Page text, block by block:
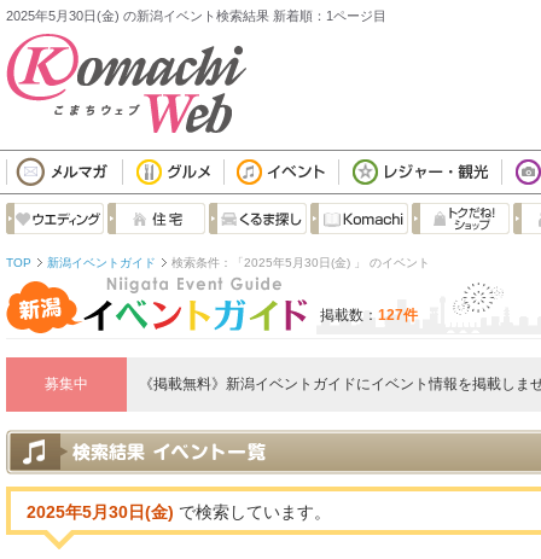
2025年5月30日(金) の新潟イベント検索結果 新着順：1ページ目
TOP 新潟イベントガイド 検索条件：「2025年5月30日(金) 」 のイベント
掲載数： 127件
募集中 《掲載無料》新潟イベントガイドにイベント情報を掲載しま
2025年5月30日(金) で検索しています。